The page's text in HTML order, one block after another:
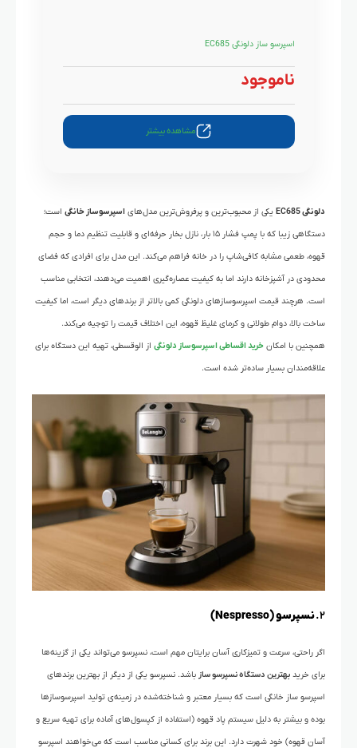
اسپرسو ساز دلونگی EC685
ناموجود
مشاهده بیشتر
دلونگی EC685 یکی از محبوب‌ترین و پرفروش‌ترین مدل‌های اسپرسوساز خانگی است؛
دستگاهی زیبا که با پمپ فشار ۱۵ بار، نازل بخار حرفه‌ای و قابلیت تنظیم دما و حجم
قهوه، طعمی مشابه کافی‌شاپ را در خانه فراهم می‌کند. این مدل برای افرادی که فضای
محدودی در آشپزخانه دارند اما به کیفیت عصاره‌گیری اهمیت می‌دهند، انتخابی مناسب
است. هرچند قیمت اسپرسوسازهای دلونگی کمی بالاتر از برندهای دیگر است، اما کیفیت
ساخت بالا، دوام طولانی و کرمای غلیظ قهوه، این اختلاف قیمت را توجیه می‌کند.
همچنین با امکان خرید اقساطی اسپرسوساز دلونگی از الوقسطی، تهیه این دستگاه‌ برای
علاقه‌مندان بسیار ساده‌تر شده است.
۲. نسپرسو (Nespresso)
اگر راحتی، سرعت و تمیزکاری آسان برایتان مهم است، نسپرسو می‌تواند یکی از گزینه‌ها
برای خرید بهترین دستگاه نسپرسو ساز باشد. نسپرسو یکی از دیگر از بهترین برندهای
اسپرسو ساز خانگی است که بسیار معتبر و شناخته‌شده در زمینه‌ی تولید اسپرسوسازها
بوده و بیشتر به دلیل سیستم پاد قهوه (استفاده از کپسول‌های آماده برای تهیه سریع و
آسان قهوه) خود شهرت دارد. این برند برای کسانی مناسب است که می‌خواهند اسپرسو